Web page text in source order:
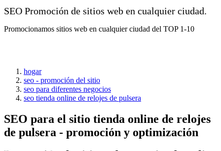
SEO Promoción de sitios web en cualquier ciudad.
Promocionamos sitios web en cualquier ciudad del TOP 1-10
hogar
seo - promoción del sitio
seo para diferentes negocios
seo tienda online de relojes de pulsera
SEO para el sitio tienda online de relojes
de pulsera - promoción y optimización